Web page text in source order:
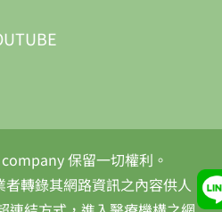
保留一切權利。
轉錄其網路資訊之內容供人